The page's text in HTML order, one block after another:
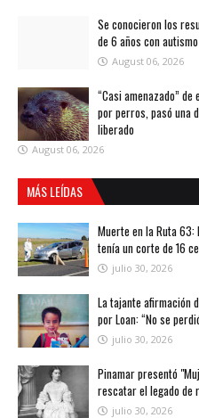
Se conocieron los
de 6 años con
August 06, 2026
“Casi amenazado”
por perros, pasó una
liberado
August 06, 2026
MÁS LEÍDAS
Muerte en la Ruta 63:
tenía un corte de 16
julio 30, 2026
La tajante afirmación
por Loan: “No se
julio 30, 2026
Pinamar presentó
rescatar el legado de
julio 30, 2026